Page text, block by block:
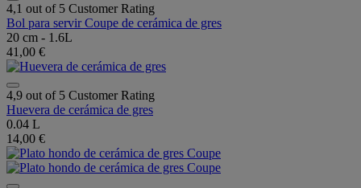
4,1 out of 5 Customer Rating
Bol para servir Coupe de cerámica de gres
20 cm - 1.6L
41,00 €
4,9 out of 5 Customer Rating
Huevera de cerámica de gres
0.04 L
14,00 €